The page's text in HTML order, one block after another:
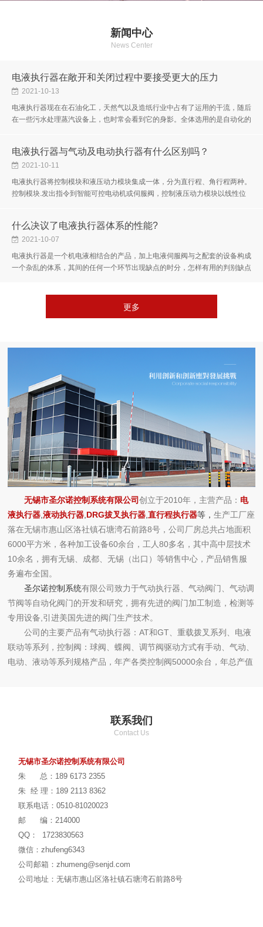
新闻中心
News Center
电液执行器在敞开和关闭过程中要接受更大的压力
2021-10-13
电液执行器现在在石油化工，天然气以及造纸行业中占有了运用的干流，随后
在一些污水处理蒸汽设备上，也时常会看到它的身影。全体选用的是自动化的
电液执行器与气动及电动执行器有什么区别吗？
2021-10-11
电液执行器将控制模块和液压动力模块集成一体，分为直行程、角行程两种。
控制模块.发出指令到智能可控电动机或伺服阀，控制液压动力模块以线性位
什么决议了电液执行器体系的性能?
2021-10-07
电液执行器是一个机电液相结合的产品，加上电液伺服阀与之配套的设备构成
一个杂乱的体系，其间的任何一个环节出现缺点的时分，怎样有用的判别缺点
更多
无锡市圣尔诺控制系统有限公司创立于2010年，主营产品： 电
液执行器 ,液动执行器 DRG拔叉执行器 ,直行程执行器等，生产工厂座
落在无锡市惠山区洛社镇石塘湾石前路8号 ，公司厂房总共占地面积
6000平方米，各种加工设备60余台，工人80多名，其中高中层技术
10余名，拥有无锡、成都、无锡（出口）等销售中心，产品销售服
务遍布全国。
圣尔诺控制系统有限公司致力于气动执行器、气动阀门、气动调
节阀等自动化阀门的开发和研究，拥有先进的阀门加工制造，检测等
专用设备,引进美国先进的阀门生产技术。
公司的主要产品有气动执行器：AT和GT、重载拨叉系列、电液
联动等系列，控制阀：球阀、蝶阀、调节阀驱动方式有手动、气动、
电动、液动等系列规格产品，年产各类控制阀50000余台，年总产值
技术，先进的制造工艺以及完善的售后服务。
无锡市圣尔诺坚持以质量求生存，诚信求发展为公司经营理念，
联系我们
Contact Us
无锡市圣尔诺控制系统有限公司
朱 总：189 6173 2355
朱 经 理：189 2113 8362
联系电话：0510-81020023
邮 编：214000
QQ： 1723830563
微信：zhufeng6343
公司邮箱：zhumeng@senjd.com
公司地址：无锡市惠山区洛社镇石塘湾石前路8号